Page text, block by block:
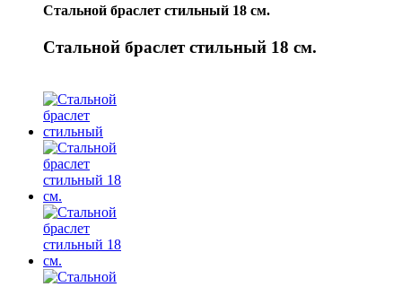
Стальной браслет стильный 18 см.
Стальной браслет стильный 18 см.